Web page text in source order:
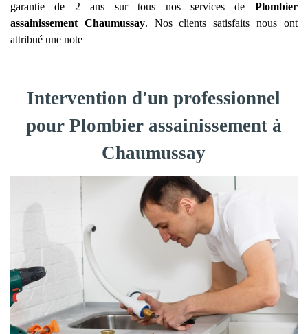
garantie de 2 ans sur tous nos services de Plombier
assainissement Chaumussay. Nos clients satisfaits nous ont
attribué une note
Intervention d'un professionnel
pour Plombier assainissement à
Chaumussay